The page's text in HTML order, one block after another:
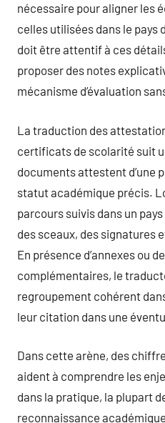
nécessaire pour aligner les
celles utilisées dans le pays
doit être attentif à ces
proposer des notes
mécanisme d’évaluation
La traduction des
certificats de scolarité suit
documents attestent d’une
statut académique précis.
parcours suivis dans un
des sceaux, des signatures
En présence d’annexes ou
complémentaires, le
regroupement cohérent
leur citation dans une
Dans cette arène, des
aident à comprendre les
dans la pratique, la plupart
reconnaissance